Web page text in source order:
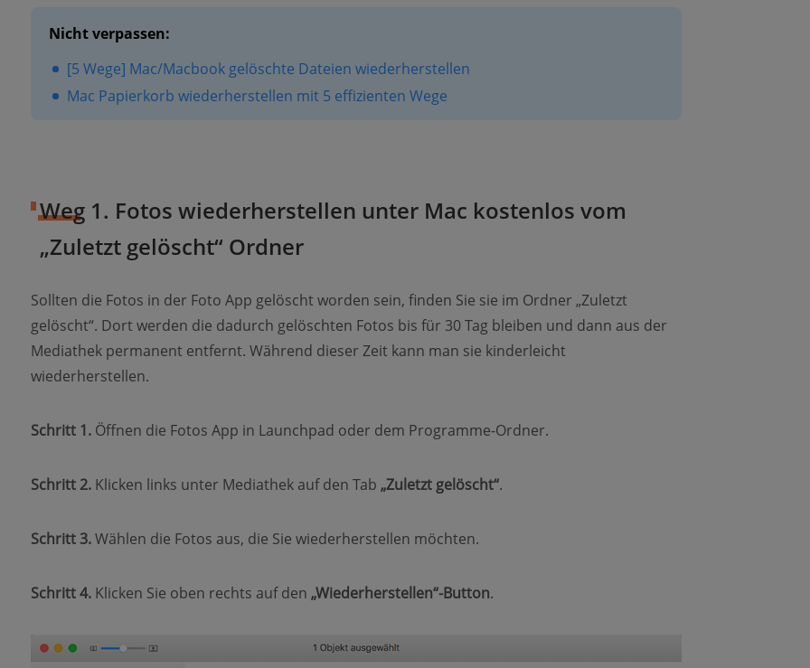
Nicht verpassen:
[5 Wege] Mac/Macbook gelöschte Dateien wiederherstellen
Mac Papierkorb wiederherstellen mit 5 effizienten Wege
Weg 1. Fotos wiederherstellen unter Mac kostenlos vom
„Zuletzt gelöscht“ Ordner
Sollten die Fotos in der Foto App gelöscht worden sein, finden Sie sie im Ordner „Zuletzt
gelöscht“. Dort werden die dadurch gelöschten Fotos bis für 30 Tag bleiben und dann aus der
Mediathek permanent entfernt. Während dieser Zeit kann man sie kinderleicht
wiederherstellen.
Schritt 1. Öffnen die Fotos App in Launchpad oder dem Programme-Ordner.
Schritt 2. Klicken links unter Mediathek auf den Tab „Zuletzt gelöscht“.
Schritt 3.Wählen die Fotos aus, die Sie wiederherstellen möchten.
Schritt 4. Klicken Sie oben rechts auf den „Wiederherstellen“-Button.